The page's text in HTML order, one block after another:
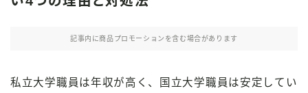
記事内に商品プロモーションを含む場合があります
私立大学職員は年収が高く、国立大学職員は安定してい